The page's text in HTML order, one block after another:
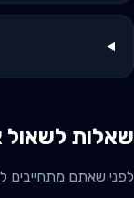
שאלות לשאול
לפני שאתם מתחייבים